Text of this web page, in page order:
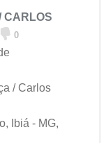
CARLOS
0
/ Carlos
Ibiá - MG,